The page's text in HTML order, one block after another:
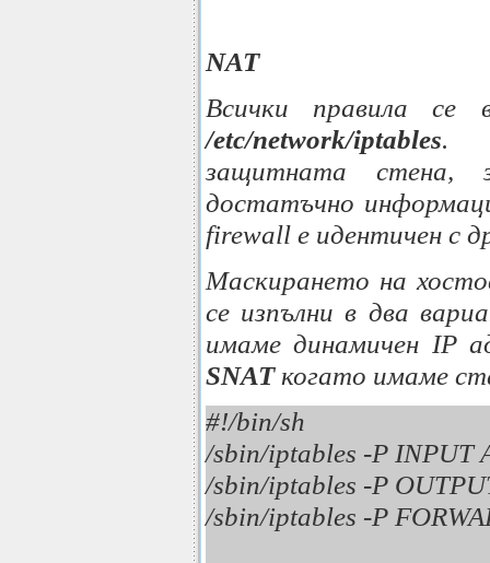
NAT
Всички правила се
/etc/network/iptables.
защитната стена,
достатъчно
firewall е идентичен с
Маскирането на
се изпълни в два
имаме динамичен IP
SNAT когато имаме
#!/bin/sh
/sbin/iptables -P INPUT
/sbin/iptables -P
/sbin/iptables -P